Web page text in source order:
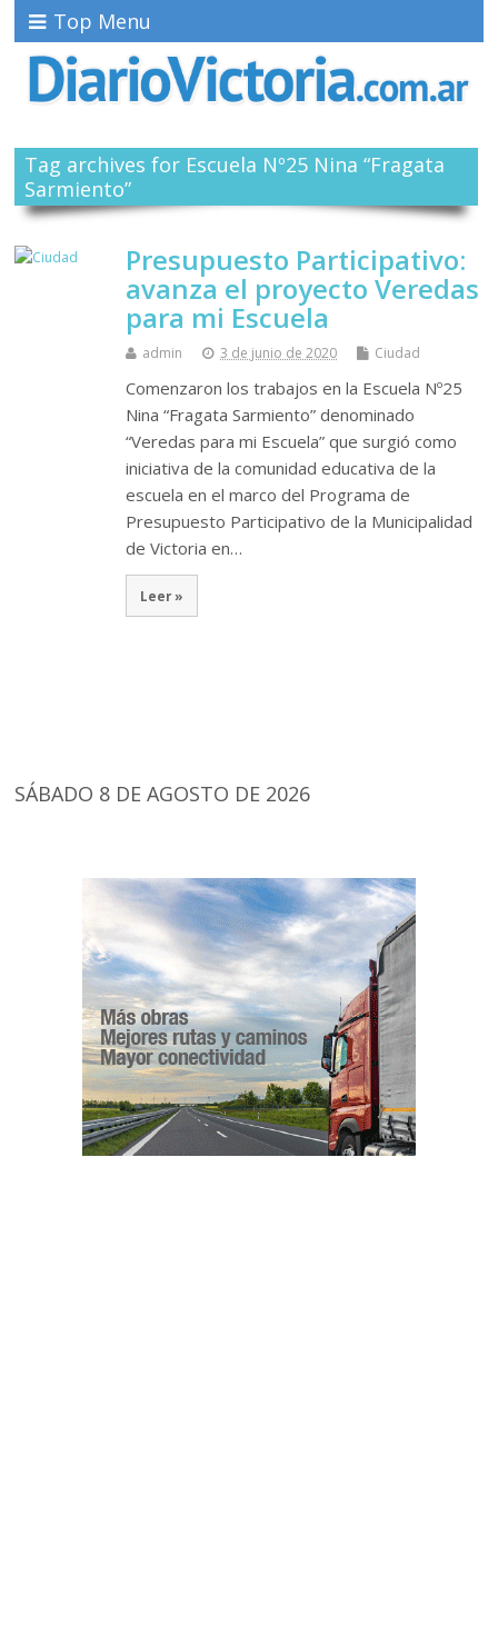
Top Menu
Tag archives for Escuela Nº25 Nina “Fragata
Sarmiento”
Presupuesto Participativo:
avanza el proyecto Veredas
para mi Escuela
admin 3 de junio de 2020 Ciudad
Comenzaron los trabajos en la Escuela Nº25
Nina “Fragata Sarmiento” denominado
“Veredas para mi Escuela” que surgió como
iniciativa de la comunidad educativa de la
escuela en el marco del Programa de
Presupuesto Participativo de la Municipalidad
de Victoria en…
Leer »
SÁBADO 8 DE AGOSTO DE 2026